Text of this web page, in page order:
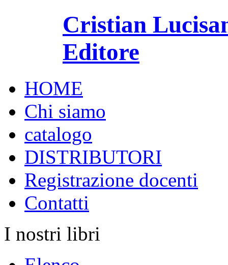
Cristian
Editore
HOME
Chi siamo
catalogo
DISTRIBUTORI
Registrazione docenti
Contatti
I nostri libri